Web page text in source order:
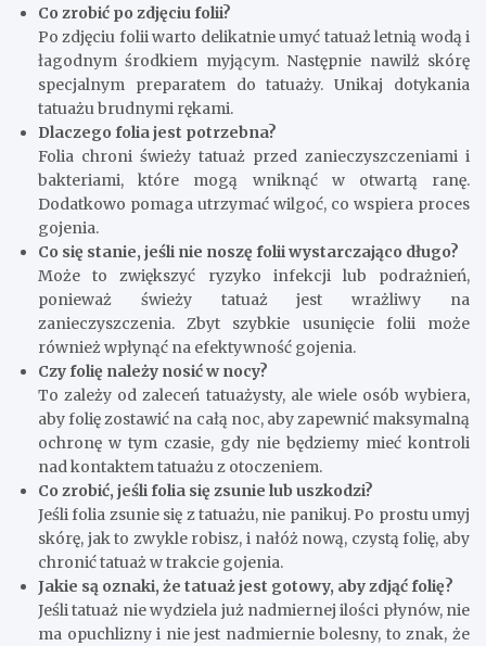
Co zrobić po zdjęciu folii?
Po zdjęciu folii warto delikatnie umyć tatuaż letnią wodą i
łagodnym środkiem myjącym. Następnie nawilż skórę
specjalnym preparatem do tatuaży. Unikaj dotykania
tatuażu brudnymi rękami.
Dlaczego folia jest potrzebna?
Folia chroni świeży tatuaż przed zanieczyszczeniami i
bakteriami, które mogą wniknąć w otwartą ranę.
Dodatkowo pomaga utrzymać wilgoć, co wspiera proces
gojenia.
Co się stanie, jeśli nie noszę folii wystarczająco długo?
Może to zwiększyć ryzyko infekcji lub podrażnień,
ponieważ świeży tatuaż jest wrażliwy na
zanieczyszczenia. Zbyt szybkie usunięcie folii może
również wpłynąć na efektywność gojenia.
Czy folię należy nosić w nocy?
To zależy od zaleceń tatuażysty, ale wiele osób wybiera,
aby folię zostawić na całą noc, aby zapewnić maksymalną
ochronę w tym czasie, gdy nie będziemy mieć kontroli
nad kontaktem tatuażu z otoczeniem.
Co zrobić, jeśli folia się zsunie lub uszkodzi?
Jeśli folia zsunie się z tatuażu, nie panikuj. Po prostu umyj
skórę, jak to zwykle robisz, i nałóż nową, czystą folię, aby
chronić tatuaż w trakcie gojenia.
Jakie są oznaki, że tatuaż jest gotowy, aby zdjąć folię?
Jeśli tatuaż nie wydziela już nadmiernej ilości płynów, nie
ma opuchlizny i nie jest nadmiernie bolesny, to znak, że